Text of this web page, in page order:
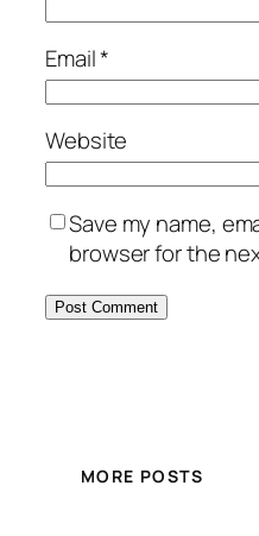
Email*
Website
Save my name,
browser for the
MORE POSTS